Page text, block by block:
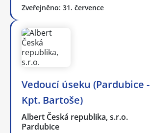
Zveřejněno: 31. července
Vedoucí úseku (Pardubice -
Kpt. Bartoše)
Albert Česká republika, s.r.o.
Pardubice